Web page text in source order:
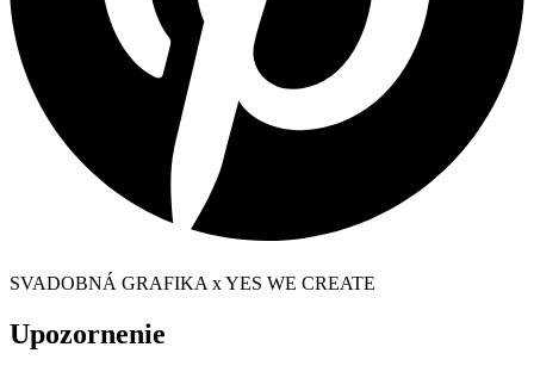
SVADOBNÁ GRAFIKA x YES WE CREATE
Upozornenie